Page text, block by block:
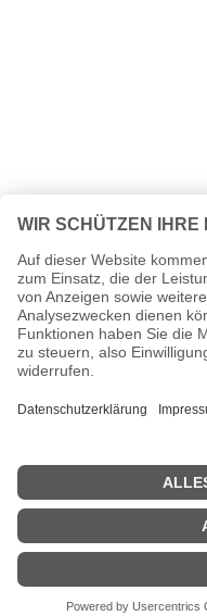
<<Geburtstage 1. Oktober
| © 2013–2023 was-war-
Impressum|1700 |Länder